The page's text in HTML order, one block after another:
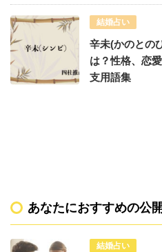
結婚占い
辛未(かのとの
は？性格、恋
支用語集
あなたにおすすめの公
結婚占い